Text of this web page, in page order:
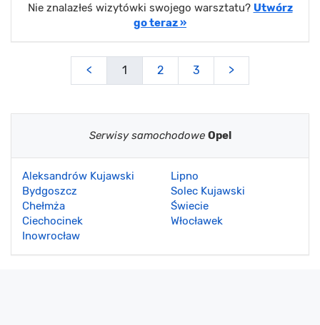
Nie znalazłeś wizytówki swojego warsztatu? Utwórz
go teraz »
< 1 2 3 >
Serwisy samochodowe Opel
Aleksandrów Kujawski
Bydgoszcz
Chełmża
Ciechocinek
Inowrocław
Lipno
Solec Kujawski
Świecie
Włocławek